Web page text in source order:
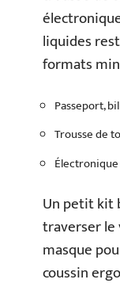
liquides
formats
Passeport,
Trousse de
Un petit kit
traverser le
masque
coussin